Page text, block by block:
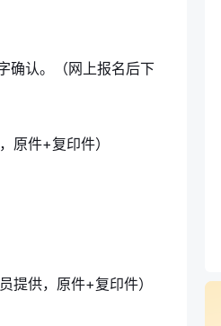
确认。（网上报名后下
原件+复印件）
提供，原件+复印件）